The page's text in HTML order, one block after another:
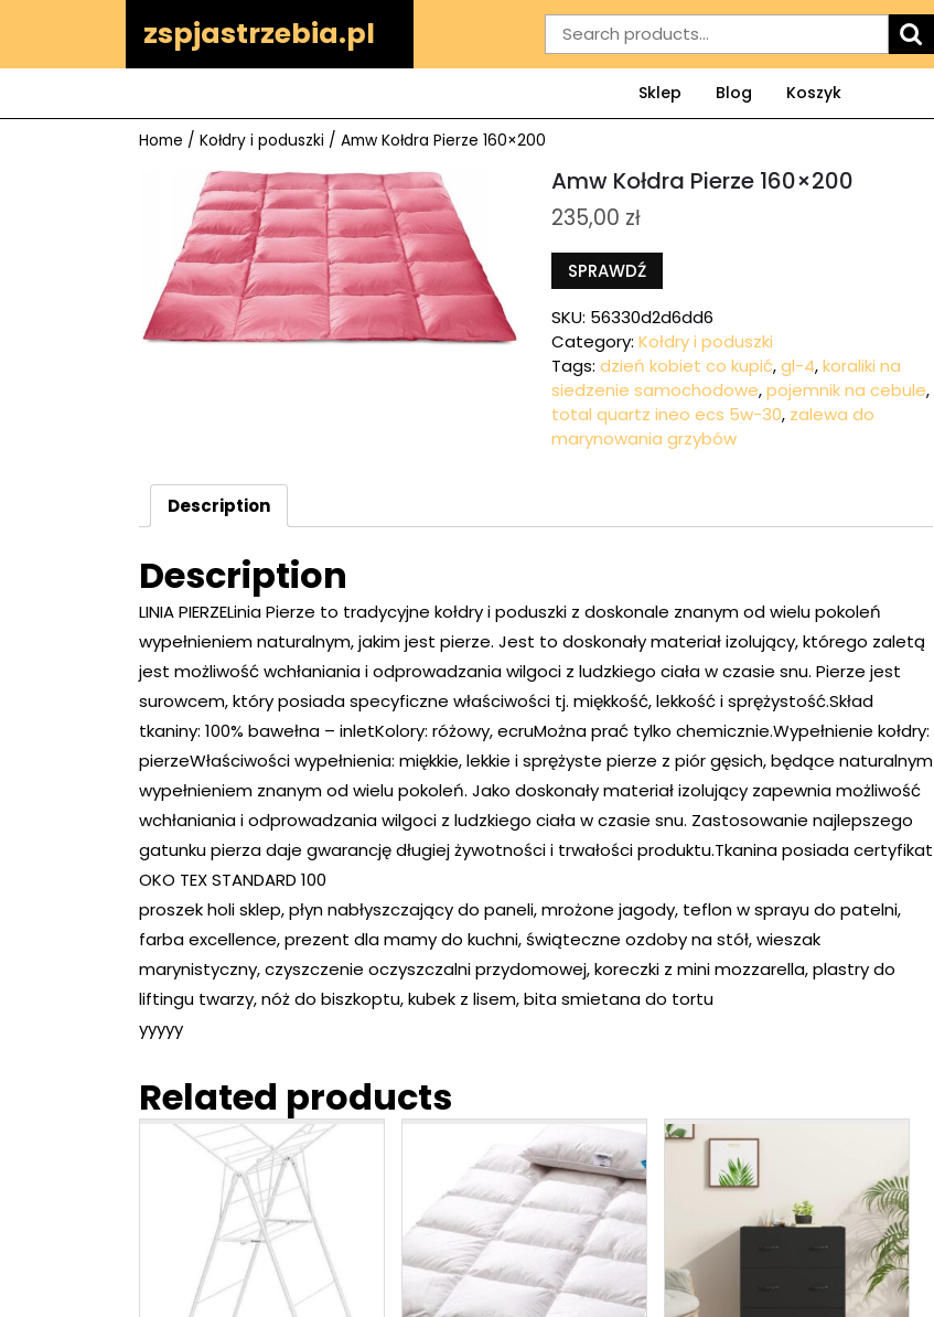
zspjastrzebia.pl
Search
for:
Sklep Blog Koszyk
Home / Kołdry i poduszki / Amw Kołdra Pierze 160×200
Amw Kołdra Pierze 160×200
235,00 zł
SPRAWDŹ
SKU: 56330d2d6dd6
Category:Kołdry i poduszki
Tags:dzień kobiet co kupić,gl-4,koraliki na
siedzenie samochodowe,pojemnik na cebule,
total quartz ineo ecs 5w-30, zalewa do
marynowania grzybów
Description
Description
LINIA PIERZELinia Pierze to tradycyjne kołdry i poduszki z doskonale znanym od wielu pokoleń
wypełnieniem naturalnym, jakim jest pierze. Jest to doskonały materiał izolujący, którego zaletą
jest możliwość wchłaniania i odprowadzania wilgoci z ludzkiego ciała w czasie snu. Pierze jest
surowcem, który posiada specyficzne właściwości tj. miękkość, lekkość i sprężystość.Skład
tkaniny: 100% bawełna – inletKolory: różowy, ecruMożna prać tylko chemicznie.Wypełnienie kołdry:
pierzeWłaściwości wypełnienia: miękkie, lekkie i sprężyste pierze z piór gęsich, będące naturalnym
wypełnieniem znanym od wielu pokoleń. Jako doskonały materiał izolujący zapewnia możliwość
wchłaniania i odprowadzania wilgoci z ludzkiego ciała w czasie snu. Zastosowanie najlepszego
gatunku pierza daje gwarancję długiej żywotności i trwałości produktu.Tkanina posiada certyfikat
OKO TEX STANDARD 100
proszek holi sklep, płyn nabłyszczający do paneli, mrożone jagody, teflon w sprayu do patelni,
farba excellence, prezent dla mamy do kuchni, świąteczne ozdoby na stół, wieszak
marynistyczny, czyszczenie oczyszczalni przydomowej, koreczki z mini mozzarella, plastry do
liftingu twarzy, nóż do biszkoptu, kubek z lisem, bita smietana do tortu
yyyyy
Related products